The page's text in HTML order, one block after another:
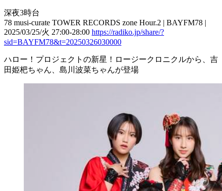
深夜3時台
78 musi-curate TOWER RECORDS zone Hour.2 | BAYFM78 |
2025/03/25/火 27:00-28:00 https://radiko.jp/share/?
sid=BAYFM78&t=20250326030000
ハロー！プロジェクトの新星！ロージークロニクルから、吉
田姫杷ちゃん、島川波菜ちゃんが登場